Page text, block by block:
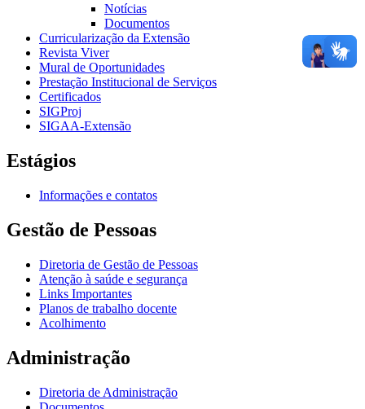
Notícias
Documentos
Curricularização da Extensão
Revista Viver
Mural de Oportunidades
Prestação Institucional de Serviços
Certificados
SIGProj
SIGAA-Extensão
Estágios
Informações e contatos
Gestão de Pessoas
Diretoria de Gestão de Pessoas
Atenção à saúde e segurança
Links Importantes
Planos de trabalho docente
Acolhimento
Administração
Diretoria de Administração